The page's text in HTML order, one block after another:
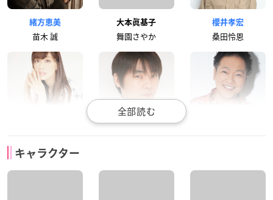
緒方恵美
苗木 誠
大本眞基子
舞園さやか
櫻井孝宏
桑田怜恩
霧切響子
キャラクター